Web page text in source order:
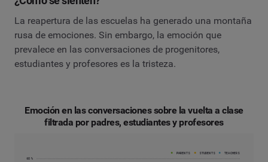
La reapertura de las escuelas ha generado una montaña
rusa de emociones. Sin embargo, la emoción que
prevalece en las conversaciones de progenitores,
estudiantes y profesores es la tristeza.
Emoción en las conversaciones sobre la vuelta a clase
filtrada por padres, estudiantes y profesores